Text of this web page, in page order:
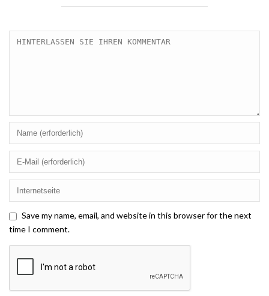
Save my name, email, and website in this browser for the next
time I comment.